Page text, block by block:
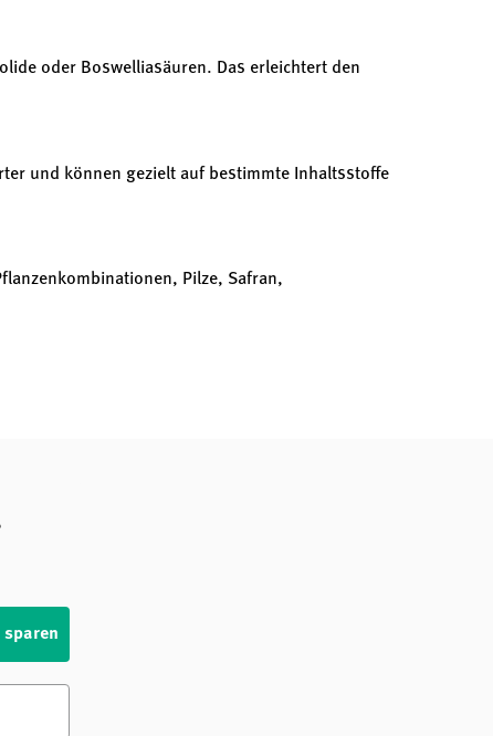
oder Boswelliasäuren. Das erleichtert den
und können gezielt auf bestimmte Inhaltsstoffe
Pilze, Safran,
sparen